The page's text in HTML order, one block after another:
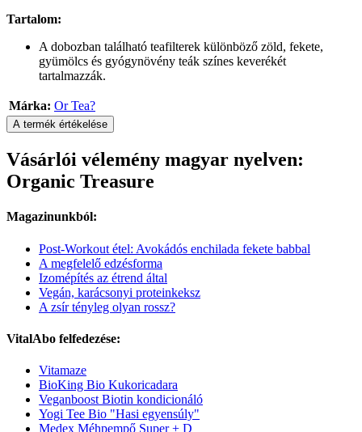
Tartalom:
A dobozban található teafilterek különböző zöld, fekete,
gyümölcs és gyógynövény teák színes keverékét
tartalmazzák.
Márka: Or Tea?
A termék értékelése
Vásárlói vélemény magyar nyelven:
Organic Treasure
Magazinunkból:
Post-Workout étel: Avokádós enchilada fekete babbal
A megfelelő edzésforma
Izomépítés az étrend által
Vegán, karácsonyi proteinkeksz
A zsír tényleg olyan rossz?
VitalAbo felfedezése:
Vitamaze
BioKing Bio Kukoricadara
Veganboost Biotin kondicionáló
Yogi Tee Bio "Hasi egyensúly"
Medex Méhpempő Super + D